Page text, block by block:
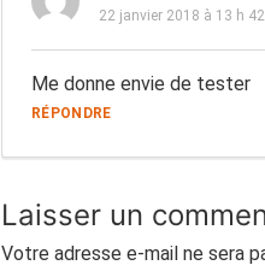
22 janvier 2018 à 13 h
Me donne envie de tester
RÉPONDRE
Laisser un
Votre adresse e-mail ne sera